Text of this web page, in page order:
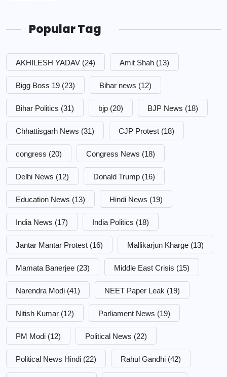
Popular Tag
AKHILESH YADAV (24) Amit Shah (13)
Bigg Boss 19 (23) Bihar news (12)
Bihar Politics (31) bjp (20) BJP News (18)
Chhattisgarh News (31) CJP Protest (18)
congress (20) Congress News (18)
Delhi News (12) Donald Trump (16)
Education News (13) Hindi News (19)
India News (17) India Politics (18)
Jantar Mantar Protest (16) Mallikarjun Kharge (13)
Mamata Banerjee (23) Middle East Crisis (15)
Narendra Modi (41) NEET Paper Leak (19)
Nitish Kumar (12) Parliament News (19)
PM Modi (12) Political News (22)
Political News Hindi (22) Rahul Gandhi (42)